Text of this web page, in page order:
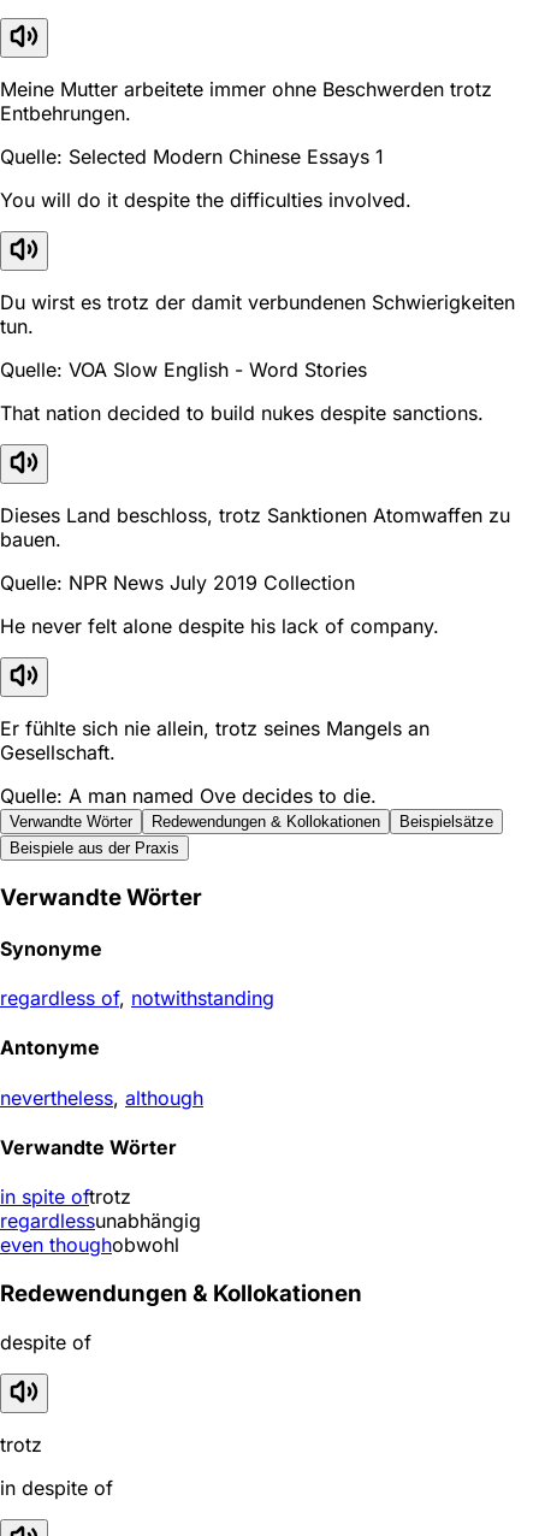
Meine Mutter arbeitete immer ohne Beschwerden trotz
Entbehrungen.
Quelle: Selected Modern Chinese Essays 1
You will do it despite the difficulties involved.
Du wirst es trotz der damit verbundenen Schwierigkeiten
tun.
Quelle: VOA Slow English - Word Stories
That nation decided to build nukes despite sanctions.
Dieses Land beschloss, trotz Sanktionen Atomwaffen zu
bauen.
Quelle: NPR News July 2019 Collection
He never felt alone despite his lack of company.
Er fühlte sich nie allein, trotz seines Mangels an
Gesellschaft.
Quelle: A man named Ove decides to die.
Verwandte Wörter Redewendungen & Kollokationen
Beispielsätze
Beispiele aus der Praxis
Verwandte Wörter
Synonyme
regardless of, notwithstanding
Antonyme
nevertheless, although
Verwandte Wörter
in spite oftrotz
regardlessunabhängig
even thoughobwohl
Redewendungen & Kollokationen
despite of
trotz
in despite of